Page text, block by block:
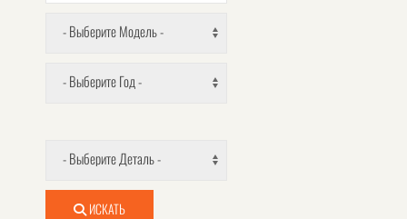
- Выберите Модель -
- Выберите Год -
- Выберите Деталь -
ИСКАТЬ